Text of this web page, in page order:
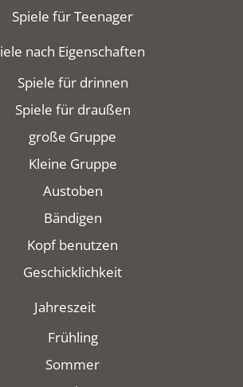
Spiele für Teenager
nach Eigenschaften
Spiele für drinnen
Spiele für draußen
große Gruppe
Kleine Gruppe
Austoben
Bändigen
Kopf benutzen
Geschicklichkeit
Jahreszeit
Frühling
Sommer